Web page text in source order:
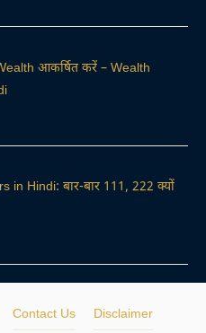
आकर्षित करें – Wealth
in Hindi: बार-बार 111, 222 क्यों
Contact Us Disclaimer